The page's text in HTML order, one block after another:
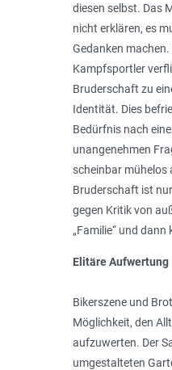
diesen selbst. Das
nicht erklären, es
Gedanken
Kampfsportler
Bruderschaft zu
Identität. Dies
Bedürfnis nach
unangenehmen
scheinbar mühelos
Bruderschaft ist
gegen Kritik von
„Familie“ und
Elitäre Aufwertung
Bikerszene und
Möglichkeit, den
aufzuwerten. Der
umgestalteten